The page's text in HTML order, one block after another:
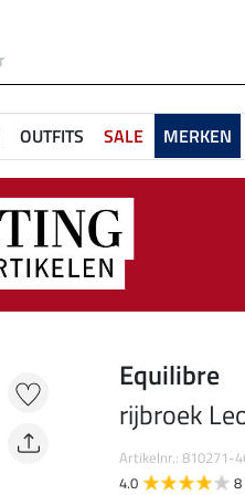
OUTFITS SALE MERKEN
Equilibre
rijbroek
Artikelnr.: 810271-
4.0